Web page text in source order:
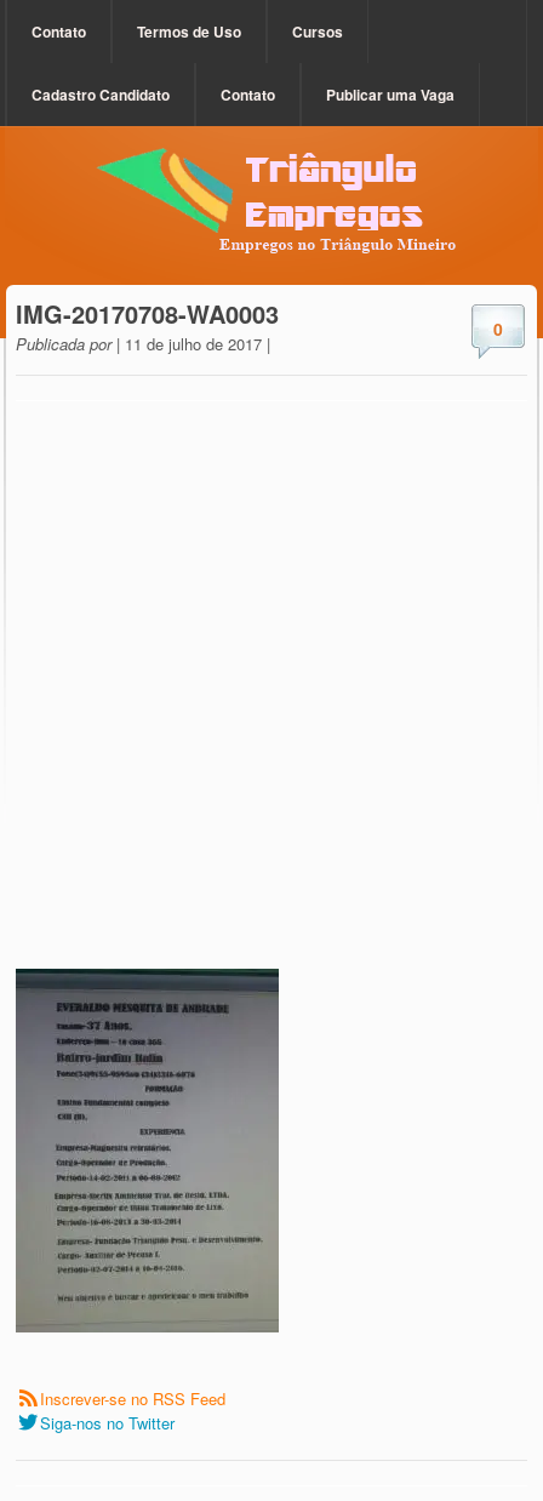
Contato Termos de Uso Cursos
Cadastro Candidato Contato Publicar uma Vaga
0
IMG-20170708-WA0003
Publicada por| 11 de julho de 2017 |
Inscrever-se no RSS Feed
Siga-nos no Twitter